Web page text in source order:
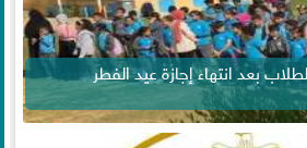
بعد انتهاء إجازة عيد الفطر